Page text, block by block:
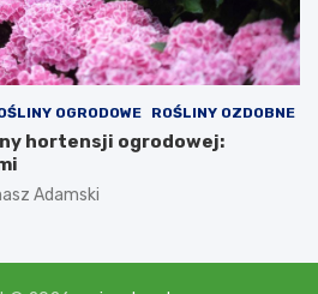
OGRODOWE ROŚLINY OZDOBNE
hortensji ogrodowej:
Adamski